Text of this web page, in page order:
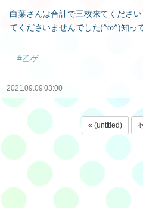
白葉さんは合計で三枚来てくださ
てくださいませんでした(^ω^)知っ
#乙ゲ
2021.09.09 03:00
« (untitled)